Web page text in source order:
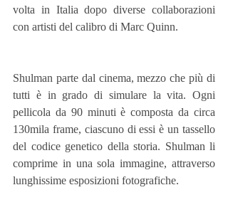
volta in Italia dopo diverse collaborazioni
con artisti del calibro di Marc Quinn.
Shulman parte dal cinema, mezzo che più di
tutti è in grado di simulare la vita. Ogni
pellicola da 90 minuti è composta da circa
130mila frame, ciascuno di essi è un tassello
del codice genetico della storia. Shulman li
comprime in una sola immagine, attraverso
lunghissime esposizioni fotografiche.